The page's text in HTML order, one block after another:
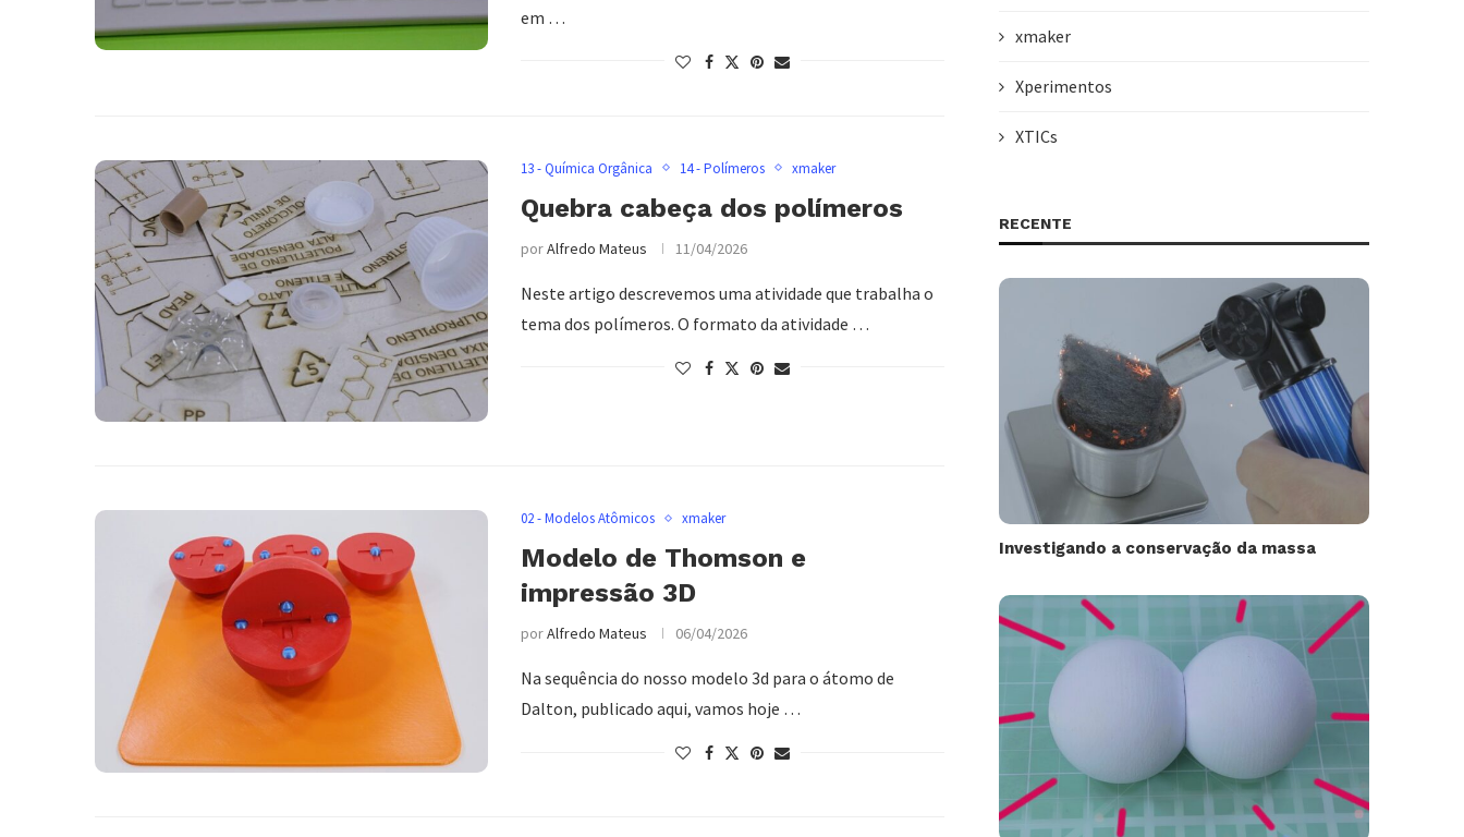
em …
13 - Química Orgânica 14 - Polímeros xmaker
Quebra cabeça dos polímeros
porAlfredo Mateus 11/04/2026
Neste artigo descrevemos uma atividade que trabalha o
tema dos polímeros. O formato da atividade …
02 - Modelos Atômicos xmaker
Modelo de Thomson e
impressão 3D
porAlfredo Mateus 06/04/2026
Na sequência do nosso modelo 3d para o átomo de
Dalton, publicado aqui, vamos hoje …
xmaker
Xperimentos
XTICs
RECENTE
Investigando a conservação da massa